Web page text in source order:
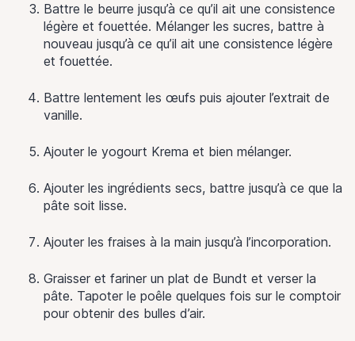
Battre le beurre jusqu’à ce qu’il ait une consistence
légère et fouettée. Mélanger les sucres, battre à
nouveau jusqu’à ce qu’il ait une consistence légère
et fouettée.
Battre lentement les œufs puis ajouter l’extrait de
vanille.
Ajouter le yogourt Krema et bien mélanger.
Ajouter les ingrédients secs, battre jusqu’à ce que la
pâte soit lisse.
Ajouter les fraises à la main jusqu’à l’incorporation.
Graisser et fariner un plat de Bundt et verser la
pâte. Tapoter le poêle quelques fois sur le comptoir
pour obtenir des bulles d’air.